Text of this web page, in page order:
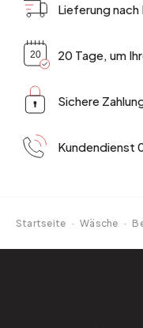
Lieferung
20 Tage, um
Sichere
Kundendienst
Startseite · Wäsche ·